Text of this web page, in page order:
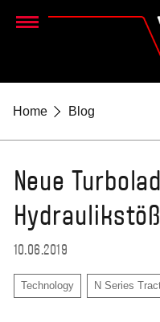
Menu
Home Blog
Neue
10.06.2019
Technology N Series